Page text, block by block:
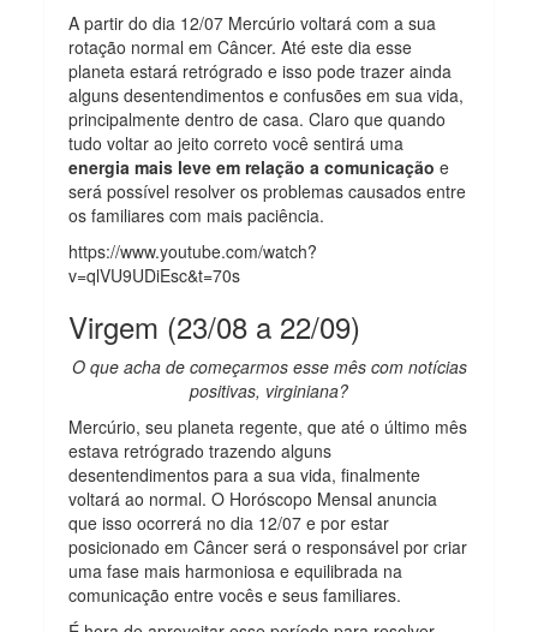
A partir do dia 12/07 Mercúrio voltará com a sua
rotação normal em Câncer. Até este dia esse
planeta estará retrógrado e isso pode trazer ainda
alguns desentendimentos e confusões em sua vida,
principalmente dentro de casa. Claro que quando
tudo voltar ao jeito correto você sentirá uma
energia mais leve em relação a comunicaçãoe
será possível resolver os problemas causados entre
os familiares com mais paciência.
https://www.youtube.com/watch?
v=qlVU9UDiEsc&t=70s
Virgem (23/08 a 22/09)
O que acha de começarmos esse mês com notícias
positivas, virginiana?
Mercúrio, seu planeta regente, que até o último mês
estava retrógrado trazendo alguns
desentendimentos para a sua vida, finalmente
voltará ao normal. O Horóscopo Mensal anuncia
que isso ocorrerá no dia 12/07 e por estar
posicionado em Câncer será o responsável por criar
uma fase mais harmoniosa e equilibrada na
comunicação entre vocês e seus familiares.